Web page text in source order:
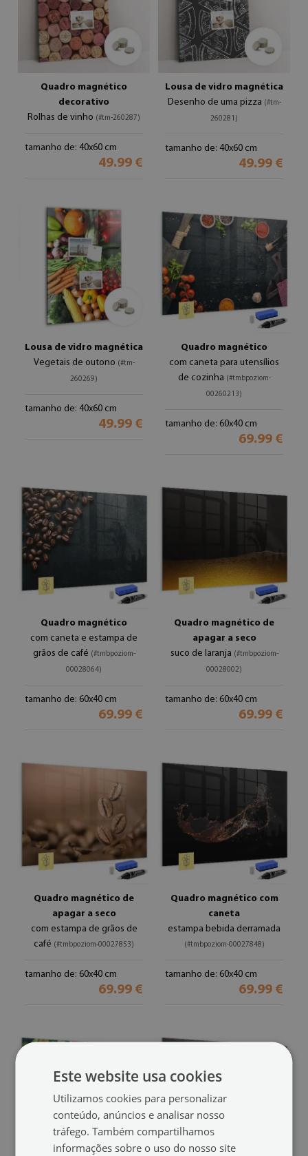
Quadro magnético
decorativo
Rolhas de vinho (#tm-260287)
tamanho de: 40x60 cm
49.99 €
Lousa de vidro magnética
Desenho de uma pizza (#tm-
260281)
tamanho de: 40x60 cm
49.99 €
Lousa de vidro magnética
Vegetais de outono (#tm-
260269)
tamanho de: 40x60 cm
49.99 €
Quadro magnético
com caneta para utensílios
de cozinha (#tmbpoziom-
00260213)
tamanho de: 60x40 cm
69.99 €
Quadro magnético
com caneta e estampa de
grãos de café (#tmbpoziom-
00028064)
tamanho de: 60x40 cm
69.99 €
Quadro magnético de
apagar a seco
suco de laranja (#tmbpoziom-
00028002)
tamanho de: 60x40 cm
69.99 €
Quadro magnético de
apagar a seco
com estampa de grãos de
café (#tmbpoziom-00027853)
tamanho de: 60x40 cm
69.99 €
Quadro magnético com
caneta
estampa bebida derramada
(#tmbpoziom-00027848)
tamanho de: 60x40 cm
69.99 €
Este website usa cookies
Utilizamos cookies para personalizar
conteúdo, anúncios e analisar nosso
tráfego. Também compartilhamos
informações sobre o uso do nosso site